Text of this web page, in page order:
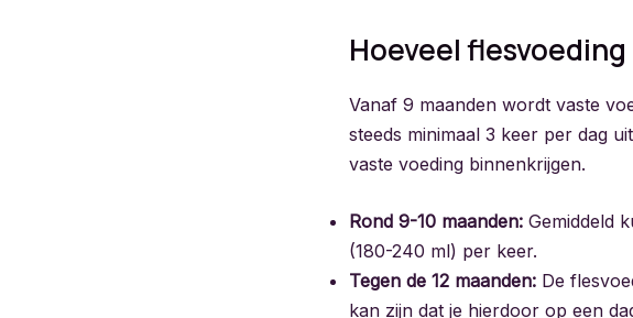
Hoeveel
Vanaf 9 maanden wordt vaste
steeds minimaal 3 keer per dag
vaste voeding binnenkrijgen.
Rond 9-10 maanden: Gemiddeld
(180-240 ml) per keer.
Tegen de 12 maanden: De
kan zijn dat je hierdoor op een